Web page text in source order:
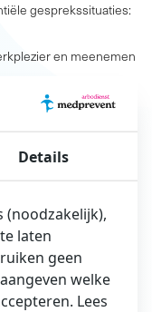
gesprekssituaties:
en meenemen
bij verzuim en het
inschakelen)
het niet, maar wil
Details
(noodzakelijk),
laten
geen
welke
Lees